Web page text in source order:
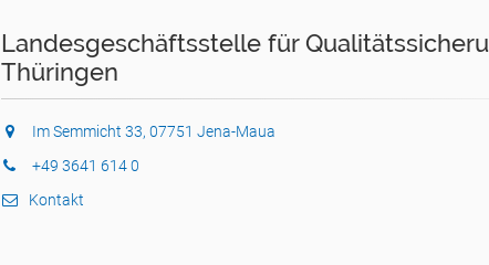
Landesgeschäftsstelle für
Thüringen
Im Semmicht 33, 07751 Jena-Maua
+49 3641 614 0
Kontakt